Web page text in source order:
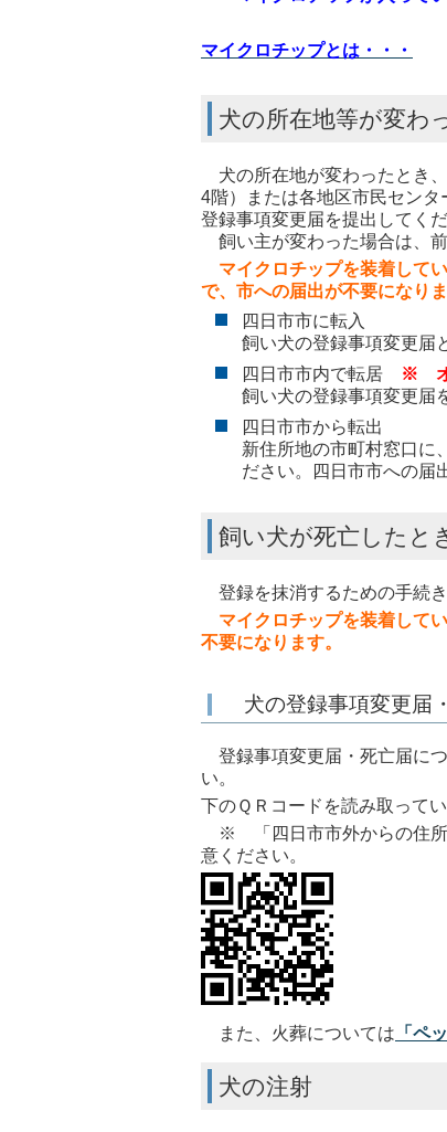
マイクロチップとは・・・
犬の所在地等が変わ
犬の所在地が変わったとき
4階）または各地区市民セン
登録事項変更届を提出してくだ
飼い主が変わった場合は、
マイクロチップを装着してい
で、市への届出が不要になりま
四日市市に転入
飼い犬の登録事項変更届
四日市市内で転居
※ オ
飼い犬の登録事項変更届
四日市市から転出
新住所地の市町村窓口に
ださい。四日市市への届
飼い犬が死亡したと
登録を抹消するための手続
マイクロチップを装着してい
不要になります。
犬の登録事項変更届
登録事項変更届・死亡届に
い。
下のＱＲコードを読み取って
※ 「四日市市外からの住所
意ください。
また、火葬については 「ペ
犬の注射